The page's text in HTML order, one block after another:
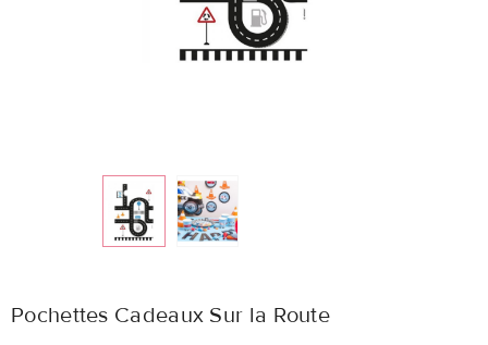
Pochettes Cadeaux Sur la Route